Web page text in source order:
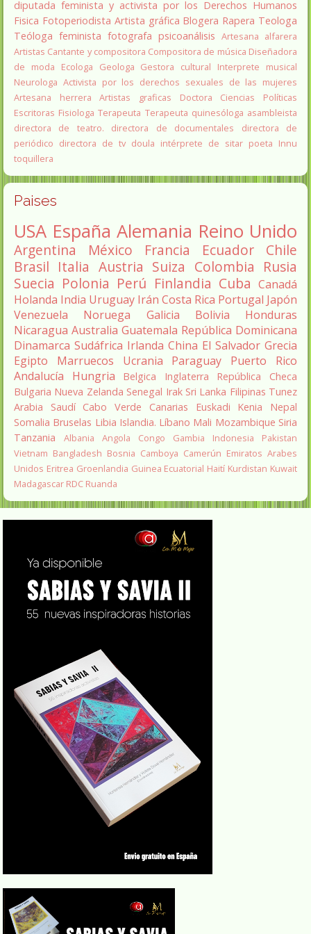
diputada feminista y activista por los Derechos Humanos
Fisica Fotoperiodista Artista gráfica Blogera Rapera Teologa
Teóloga feminista fotografa psicoanálisis Artesana alfarera
Artistas Cantante y compositora Compositora de música Diseñadora
de moda
Ecologa Geologa Gestora cultural
Interprete musical
Neurologa Activista por los derechos sexuales de las mujeres
Artesana herrera
Artistas graficas
Doctora Ciencias Políticas
Escritoras Fisiologa Terapeuta Terapeuta quinesóloga asambleista
directora de teatro.
directora de documentales
directora de
periódico directora de tv doula intérprete de sitar poeta Innu
toquillera
Paises
USA España Alemania Reino Unido
Argentina México Francia Ecuador
Chile
Brasil Italia Austria Suiza Colombia Rusia
Suecia Polonia Perú Finlandia Cuba Canadá
Holanda India Uruguay Irán Costa Rica Portugal Japón
Venezuela
Noruega Galicia Bolivia
Honduras
Nicaragua Australia Guatemala República Dominicana
Dinamarca Sudáfrica Irlanda China El Salvador Grecia
Egipto
Marruecos Ucrania Paraguay
Puerto Rico
Andalucía
Hungria Belgica Inglaterra
República Checa
Bulgaria Nueva Zelanda Senegal Irak Sri Lanka Filipinas Tunez
Arabia Saudí Cabo Verde Canarias Euskadi Kenia
Nepal
Somalia Bruselas Libia Islandia. Líbano Mali Mozambique Siria
Tanzania
Albania Angola Congo Gambia Indonesia
Pakistan
Vietnam Bangladesh Bosnia Camboya Camerún Emiratos Arabes
Unidos Eritrea Groenlandia Guinea Ecuatorial Haití Kurdistan Kuwait
Madagascar RDC Ruanda